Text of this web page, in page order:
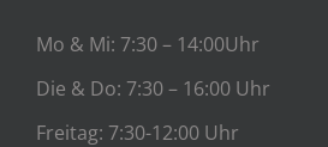
Mo & Mi: 7:30 – 14:00Uhr
Die & Do: 7:30 – 16:00 Uhr
Freitag: 7:30-12:00 Uhr